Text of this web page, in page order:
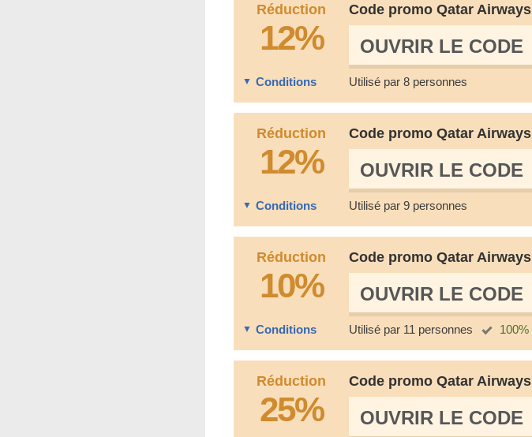
Réduction
12%
Code promo Qatar Airways
OUVRIR LE СODE
Conditions Utilisé par 8 personnes
Réduction
12%
Code promo Qatar Airways
OUVRIR LE СODE
Conditions Utilisé par 9 personnes
Réduction
10%
Code promo Qatar Airways
OUVRIR LE СODE
Conditions Utilisé par 11 personnes 100%
Réduction
25%
Code promo Qatar Airways
OUVRIR LE СODE